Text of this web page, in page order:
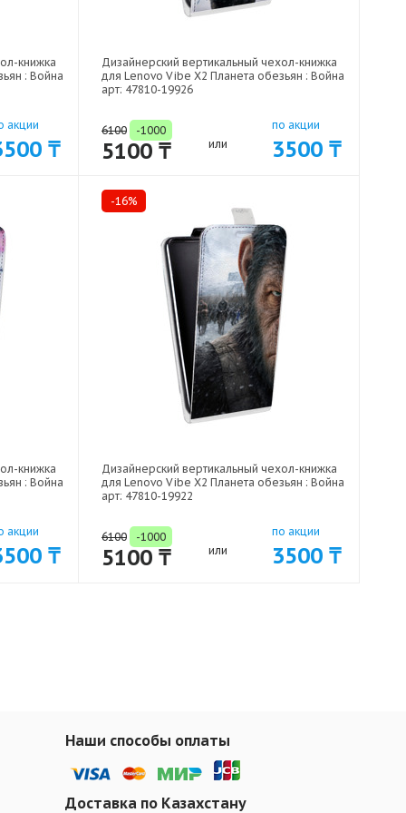
книжка
: Война
акции
₸
Дизайнерский вертикальный чехол-книжка
для Lenovo Vibe X2 Планета обезьян : Война
арт: 47810-19926
6100 -1000
5100 ₸ или
по акции
3500 ₸
книжка
: Война
акции
₸
-16%
Дизайнерский вертикальный чехол-книжка
для Lenovo Vibe X2 Планета обезьян : Война
арт: 47810-19922
6100 -1000
5100 ₸ или
по акции
3500 ₸
Наши способы оплаты
Доставка по Казахстану